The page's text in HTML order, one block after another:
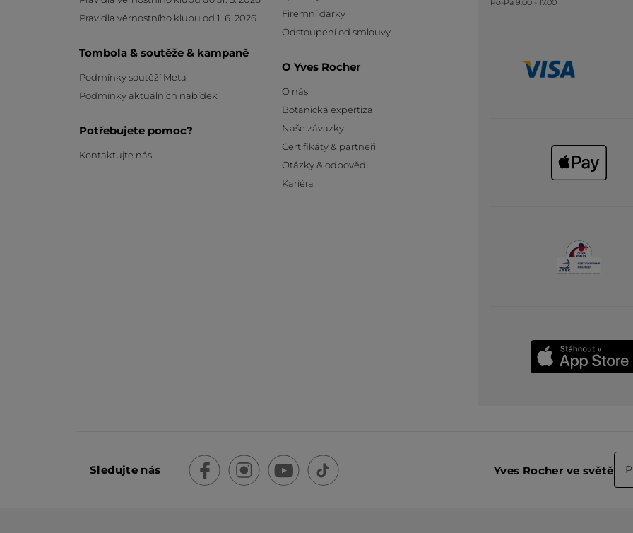
Pravidla věrnostního klubu od 1. 6. 2026
Tombola & soutěže & kampaně
Podmínky soutěží Meta
Podmínky aktuálních nabídek
Potřebujete pomoc?
Kontaktujte nás
Firemní dárky
Odstoupení od smlouvy
O Yves Rocher
O nás
Botanická expertiza
Naše závazky
Certifikáty & partneři
Otázky & odpovědi
Kariéra
Sledujte nás Yves Rocher ve světě